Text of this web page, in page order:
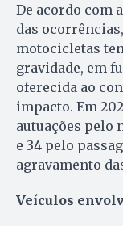
De acordo com
das
motocicletas
gravidade, em
oferecida ao
impacto. Em
autuações pelo
e 34 pelo
agravamento
Veículos